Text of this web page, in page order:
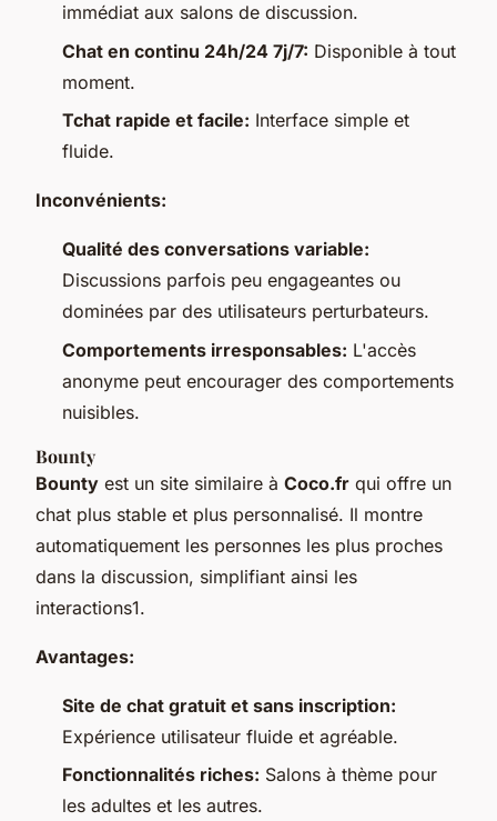
immédiat aux salons de discussion.
Chat en continu 24h/24 7j/7: Disponible à tout
moment.
Tchat rapide et facile: Interface simple et
fluide.
Inconvénients:
Qualité des conversations variable:
Discussions parfois peu engageantes ou
dominées par des utilisateurs perturbateurs.
Comportements irresponsables: L'accès
anonyme peut encourager des comportements
nuisibles.
Bounty
Bounty est un site similaire à Coco.fr qui offre un
chat plus stable et plus personnalisé. Il montre
automatiquement les personnes les plus proches
dans la discussion, simplifiant ainsi les
interactions1.
Avantages:
Site de chat gratuit et sans inscription:
Expérience utilisateur fluide et agréable.
Fonctionnalités riches: Salons à thème pour
les adultes et les autres.